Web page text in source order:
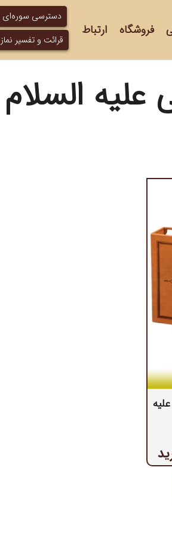
فروشگاه ارتباط
دسترسی سوره‌ای
قرائت و تفسیر نماز
السلام